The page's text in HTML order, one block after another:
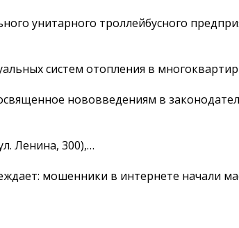
унитарного троллейбусного
систем отопления в
нововведениям в
Ленина, 300),…
мошенники в интернете начали